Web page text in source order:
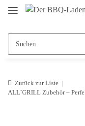
Zurück zur Liste
ALL`GRILL Zubehör –